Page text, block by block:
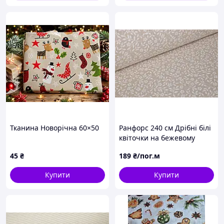
Тканина Новорічна 60×50
45 ₴
Купити
Ранфорс 240 см Дрібні білі
квіточки на бежевому
189 ₴/пог.м
Купити